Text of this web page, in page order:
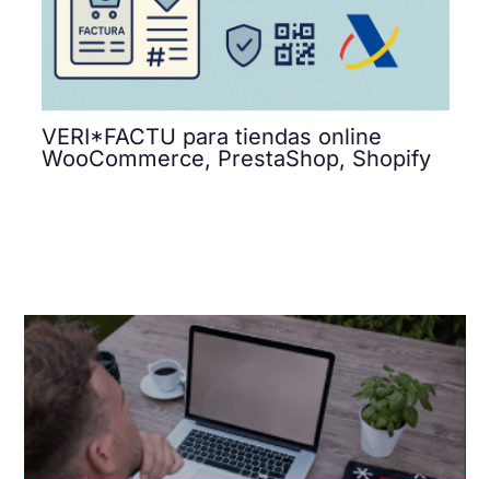
VERI*FACTU para tiendas online
WooCommerce, PrestaShop, Shopify